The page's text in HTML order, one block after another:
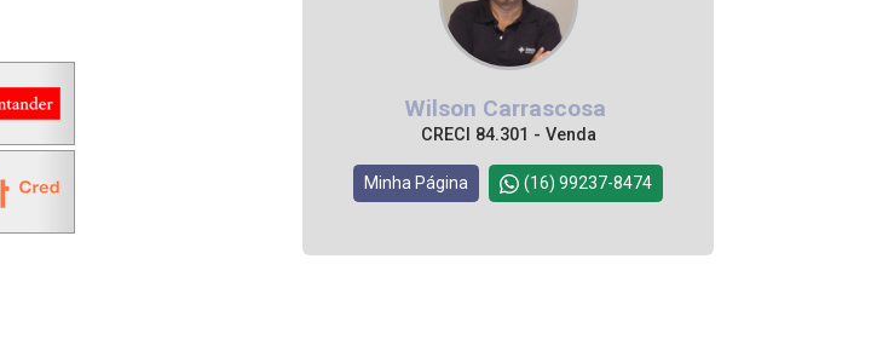
Wilson Carrascosa
CRECI 84.301 - Venda
Minha Página (16) 99237-8474